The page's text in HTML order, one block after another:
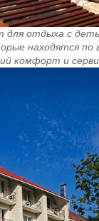
для отдыха с
находятся по
комфорт и